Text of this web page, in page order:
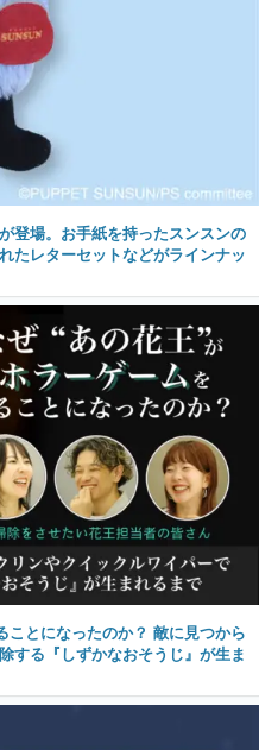
登場。お手紙を持ったスンスンの
たレターセットなどがラインナッ
とになったのか？ 敵に見つから
する『しずかなおそうじ』が生ま